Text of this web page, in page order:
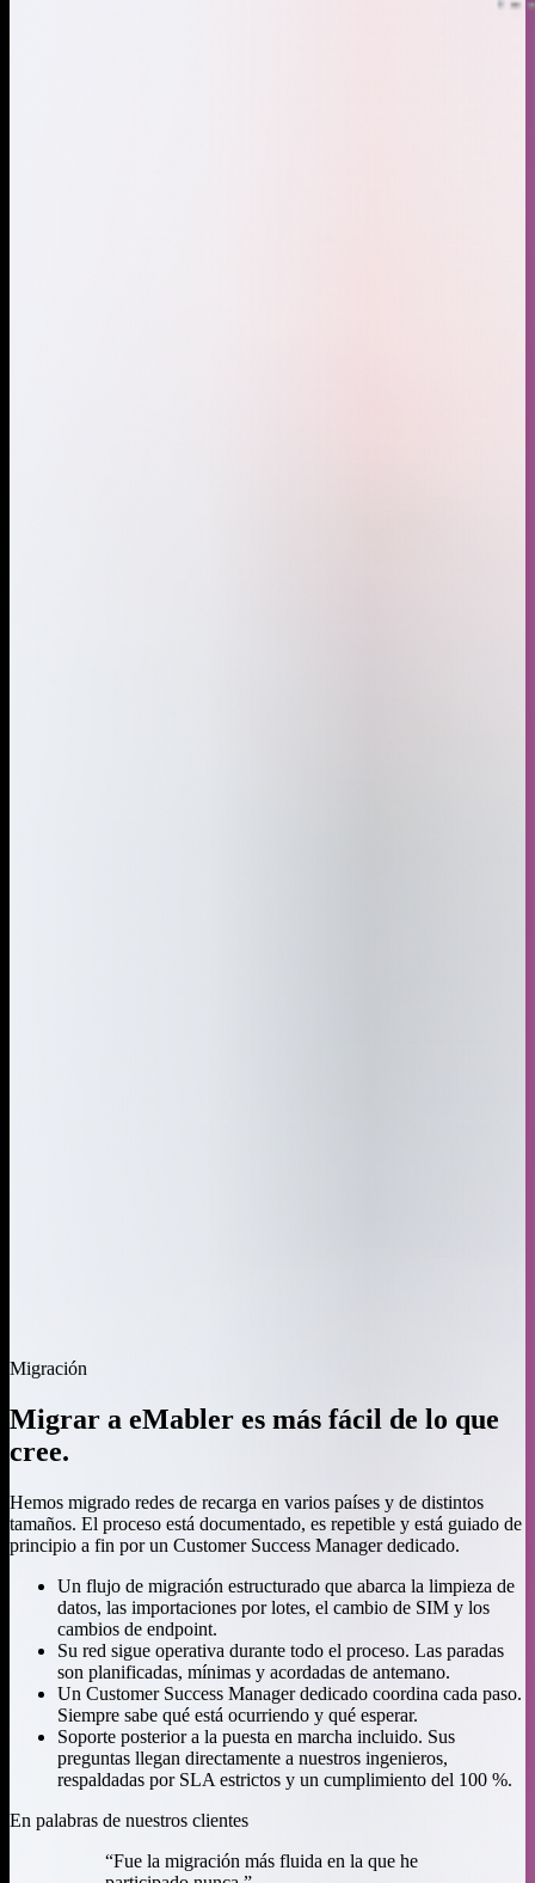
Migración
Migrar a eMabler es más fácil de lo que
cree.
Hemos migrado redes de recarga en varios países y de distintos
tamaños. El proceso está documentado, es repetible y está guiado de
principio a fin por un Customer Success Manager dedicado.
Un flujo de migración estructurado que abarca la limpieza de
datos, las importaciones por lotes, el cambio de SIM y los
cambios de endpoint.
Su red sigue operativa durante todo el proceso. Las paradas
son planificadas, mínimas y acordadas de antemano.
Un Customer Success Manager dedicado coordina cada paso.
Siempre sabe qué está ocurriendo y qué esperar.
Soporte posterior a la puesta en marcha incluido. Sus
preguntas llegan directamente a nuestros ingenieros,
respaldadas por SLA estrictos y un cumplimiento del 100 %.
En palabras de nuestros clientes
“Fue la migración más fluida en la que he